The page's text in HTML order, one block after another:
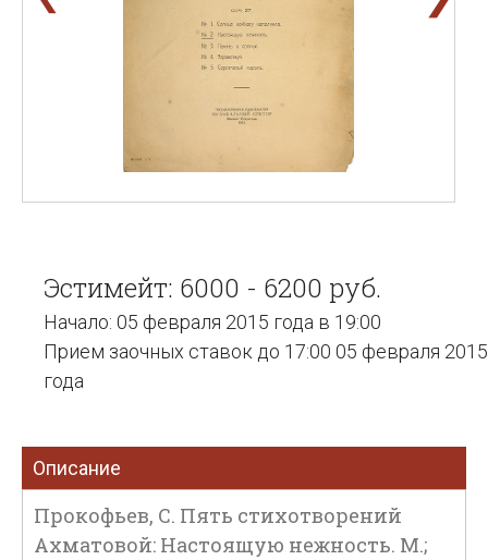
Эстимейт: 6000 - 6200 руб.
Начало: 05 февраля 2015 года в 19:00
Прием заочных ставок до 17:00 05 февраля 2015
года
Описание
Прокофьев, С. Пять стихотворений
Ахматовой: Настоящую нежность. М.;